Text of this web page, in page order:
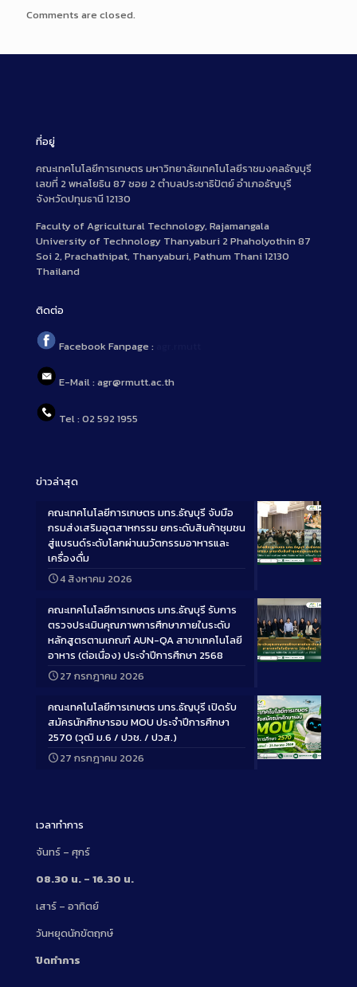
Comments are closed.
ที่อยู่
คณะเทคโนโลยีการเกษตร มหาวิทยาลัยเทคโนโลยีราชมงคลธัญบุรี
เลขที่ 2 พหลโยธิน 87 ซอย 2 ตำบลประชาธิปัตย์ อำเภอธัญบุรี
จังหวัดปทุมธานี 12130
Faculty of Agricultural Technology, Rajamangala
University of Technology Thanyaburi 2 Phaholyothin 87
Soi 2, Prachathipat, Thanyaburi, Pathum Thani 12130
Thailand
ติดต่อ
Facebook Fanpage :
E-Mail : agr@rmutt.ac.th
Tel : 02 592 1955
ข่าวล่าสุด
Long
คณะเทคโนโลยีการเกษตร มทร.ธัญบุรี จับมือ
กรมส่งเสริมอุตสาหกรรม ยกระดับสินค้าชุมชน
สู่แบรนด์ระดับโลกผ่านนวัตกรรมอาหารและ
เครื่องดื่ม
4 สิงหาคม 2026
Long
คณะเทคโนโลยีการเกษตร มทร.ธัญบุรี รับการ
ตรวจประเมินคุณภาพการศึกษาภายในระดับ
หลักสูตรตามเกณฑ์ AUN-QA สาขาเทคโนโลยี
อาหาร (ต่อเนื่อง) ประจำปีการศึกษา 2568
27 กรกฎาคม 2026
Long
คณะเทคโนโลยีการเกษตร มทร.ธัญบุรี เปิดรับ
สมัครนักศึกษารอบ MOU ประจำปีการศึกษา
2570 (วุฒิ ม.6 / ปวช. / ปวส.)
27 กรกฎาคม 2026
เวลาทำการ
จันทร์ – ศุกร์
08.30 น. – 16.30 น.
เสาร์ – อาทิตย์
วันหยุดนักขัตฤกษ์
ปิดทำการ